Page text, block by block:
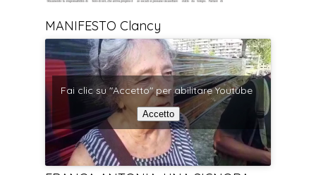
MANIFESTO Clancy
Fai clic su "Accetto" per abilitare Youtube
Accetto